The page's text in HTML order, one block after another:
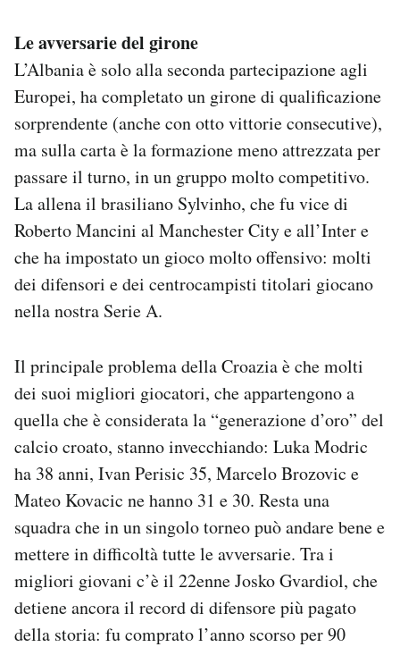
Le avversarie del girone
L’Albania è solo alla seconda partecipazione agli
Europei, ha completato un girone di qualificazione
sorprendente (anche con otto vittorie consecutive),
ma sulla carta è la formazione meno attrezzata per
passare il turno, in un gruppo molto competitivo.
La allena il brasiliano Sylvinho, che fu vice di
Roberto Mancini al Manchester City e all’Inter e
che ha impostato un gioco molto offensivo: molti
dei difensori e dei centrocampisti titolari giocano
nella nostra Serie A.
Il principale problema della Croazia è che molti
dei suoi migliori giocatori, che appartengono a
quella che è considerata la “generazione d’oro” del
calcio croato, stanno invecchiando: Luka Modric
ha 38 anni, Ivan Perisic 35, Marcelo Brozovic e
Mateo Kovacic ne hanno 31 e 30. Resta una
squadra che in un singolo torneo può andare bene e
mettere in difficoltà tutte le avversarie. Tra i
migliori giovani c’è il 22enne Josko Gvardiol, che
detiene ancora il record di difensore più pagato
della storia: fu comprato l’anno scorso per 90